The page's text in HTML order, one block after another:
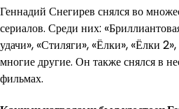
Геннадий Снегирев снялся во
сериалов. Среди них:
удачи», «Стиляги», «Ёлки», «Ёлки 2»,
многие другие. Он также снялся в
фильмах.